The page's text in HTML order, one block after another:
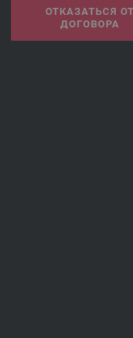
ОТКАЗАТЬСЯ ОТ
ДОГОВОРА